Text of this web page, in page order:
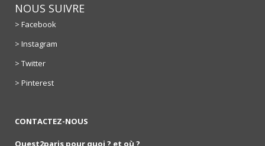
NOUS SUIVRE
> Facebook
> Instagram
> Twitter
> Pinterest
CONTACTEZ-NOUS
Ouest2paris pour quoi ? et où ?